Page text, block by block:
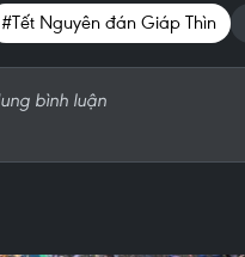
#Tết Nguyên đán Giáp Thìn